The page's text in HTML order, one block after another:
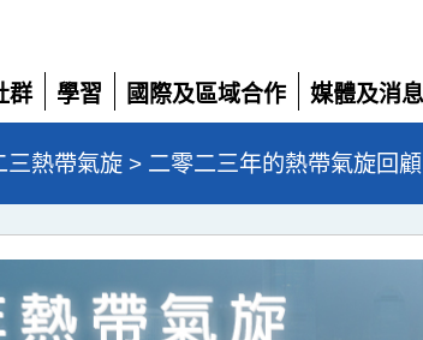
群
學習
展
開
國際及區域合作
展
開
媒體及消息
展
開
三熱帶氣旋 > 二零二三年的熱帶氣旋回顧